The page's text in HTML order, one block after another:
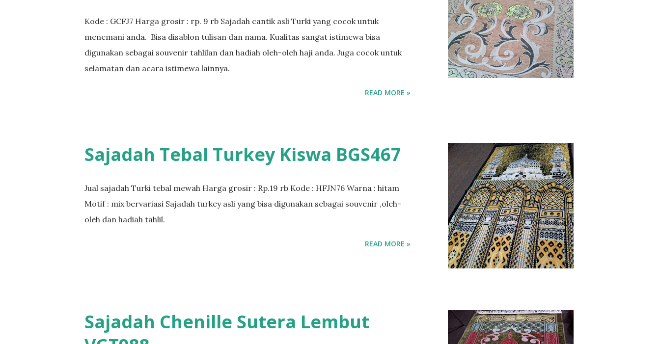
Kode : GCFJ7 Harga grosir : rp. 9 rb Sajadah cantik asli Turki yang cocok untuk
menemani anda. Bisa disablon tulisan dan nama. Kualitas sangat istimewa bisa
digunakan sebagai souvenir tahlilan dan hadiah oleh-oleh haji anda. Juga cocok untuk
selamatan dan acara istimewa lainnya.
READ MORE »
Sajadah Tebal Turkey Kiswa BGS467
Jual sajadah Turki tebal mewah Harga grosir : Rp.19 rb Kode : HFJN76 Warna : hitam
Motif : mix bervariasi Sajadah turkey asli yang bisa digunakan sebagai souvenir ,oleh-
oleh dan hadiah tahlil.
READ MORE »
Sajadah Chenille Sutera Lembut